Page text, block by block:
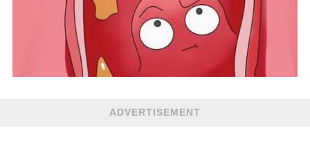
ADVERTISEMENT